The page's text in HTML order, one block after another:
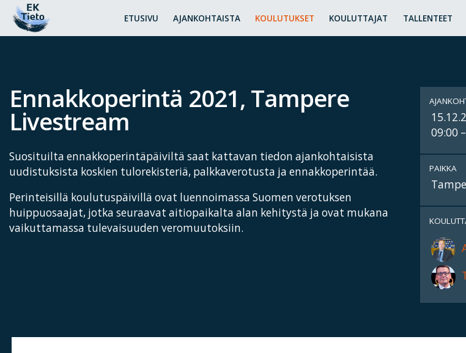
ETUSIVU AJANKOHTAISTA KOULUTUKSET KOULUTTAJAT TALLENTEET
Ennakkoperintä 2021, Tampere
Livestream
Suosituilta ennakkoperintäpäiviltä saat kattavan tiedon ajankohtaisista
uudistuksista koskien tulorekisteriä, palkkaverotusta ja ennakkoperintää.
Perinteisillä koulutuspäivillä ovat luennoimassa Suomen verotuksen
huippuosaajat, jotka seuraavat aitiopaikalta alan kehitystä ja ovat mukana
vaikuttamassa tulevaisuuden veromuutoksiin.
09:00
PAIKKA